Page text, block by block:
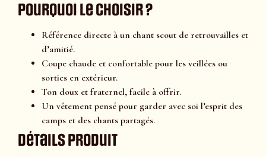
Pourquoi le choisir ?
Référence directe à un chant scout de retrouvailles et
d’amitié.
Coupe chaude et confortable pour les veillées ou
sorties en extérieur.
Ton doux et fraternel, facile à offrir.
Un vêtement pensé pour garder avec soi l’esprit des
camps et des chants partagés.
Détails produit